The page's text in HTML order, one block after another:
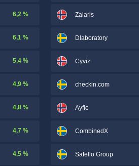
6,2 %
6,1 %
5,4 %
4,9 %
4,8 %
4,7 %
4,5 %
Zalaris
Dlaboratory
Cyviz
checkin.com
Ayfie
CombinedX
Safello Group